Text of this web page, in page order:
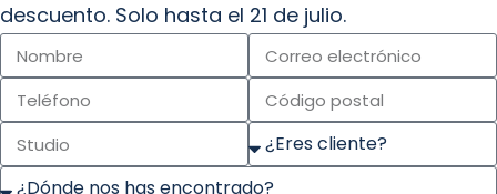
descuento. Solo hasta el 21 de julio.